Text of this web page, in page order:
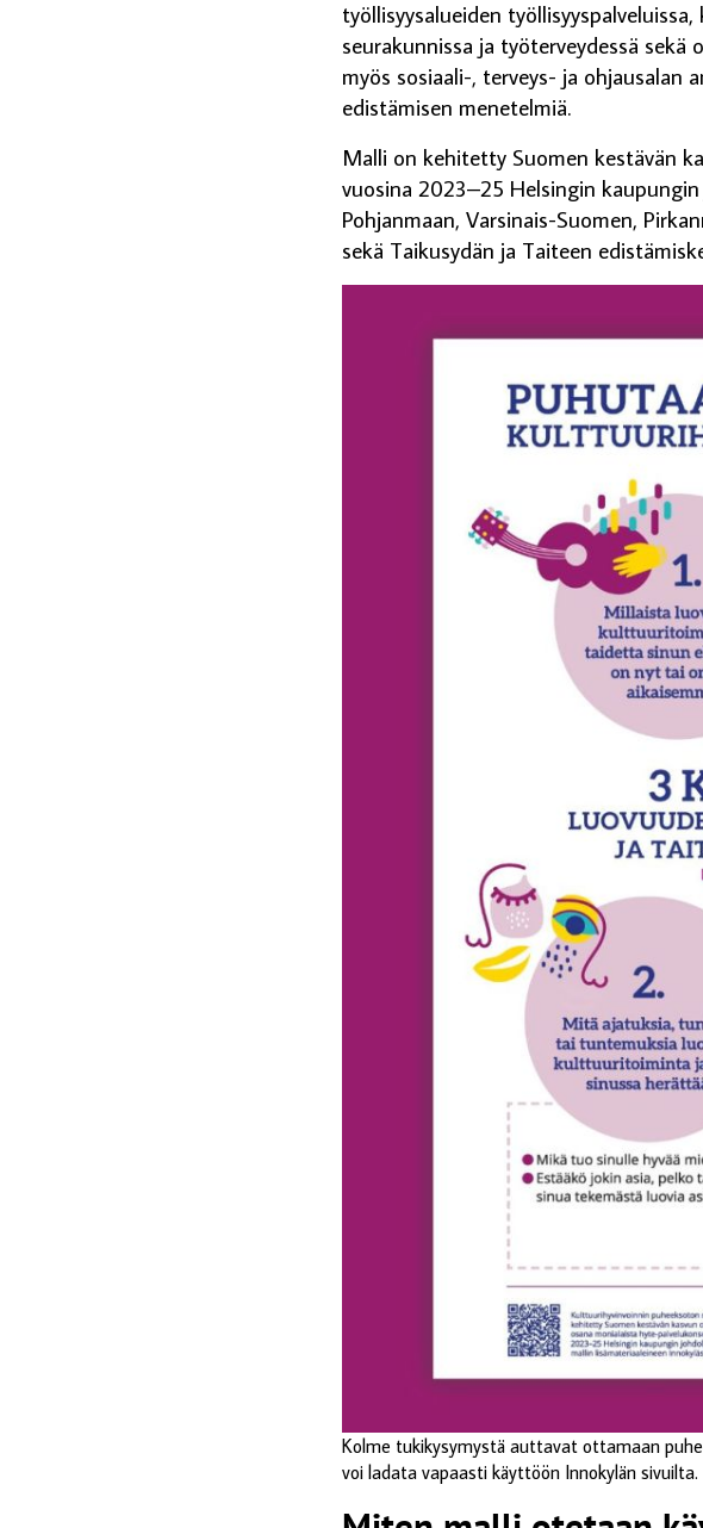
työllisyysalueiden
seurakunnissa ja työterveydessä
myös sosiaali-, terveys- ja ohjausalan
edistämisen menetelmiä.
Malli on kehitetty Suomen kestävän
vuosina 2023–25 Helsingin
Pohjanmaan, Varsinais-Suomen,
sekä Taikusydän ja Taiteen
Kolme tukikysymystä auttavat ottamaan
voi ladata vapaasti käyttöön Innokylän sivuilta.